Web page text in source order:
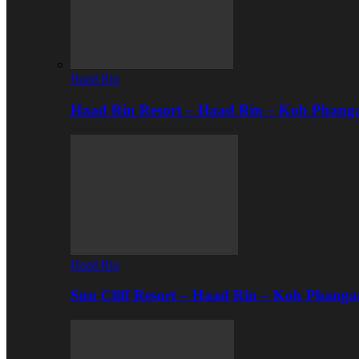
Haad Rin
Haad Rin Resort – Haad Rin – Koh
Haad Rin
Sun Cliff Resort – Haad Rin – Koh